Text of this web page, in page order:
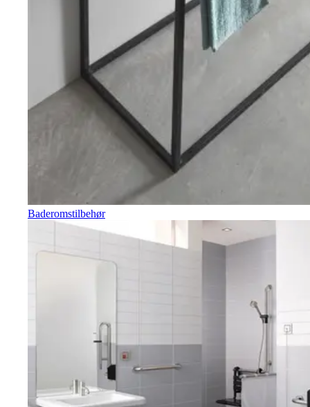
Baderomstilbehør